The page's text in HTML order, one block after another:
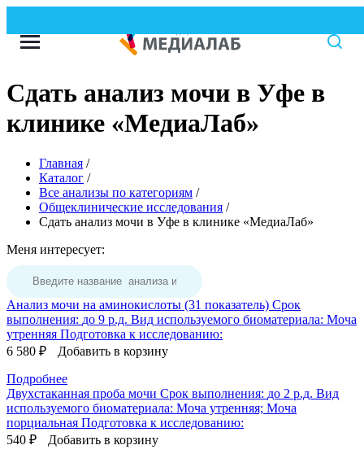
Сдать анализ мочи в Уфе в
клинике «МедиаЛаб»
Главная /
Каталог /
Все анализы по категориям /
Общеклинические исследования /
Сдать анализ мочи в Уфе в клинике «МедиаЛаб»
Меня интересует:
Анализ мочи на аминокислоты (31 показатель) Срок
выполнения: до 9 р.д. Вид используемого биоматериала: Моча
утренняя Подготовка к исследованию:
6 580 ₽
Добавить в корзину
Подробнее
Двухстаканная проба мочи Срок выполнения: до 2 р.д. Вид
используемого биоматериала: Моча утренняя; Моча
порциальная Подготовка к исследованию:
540 ₽
Добавить в корзину